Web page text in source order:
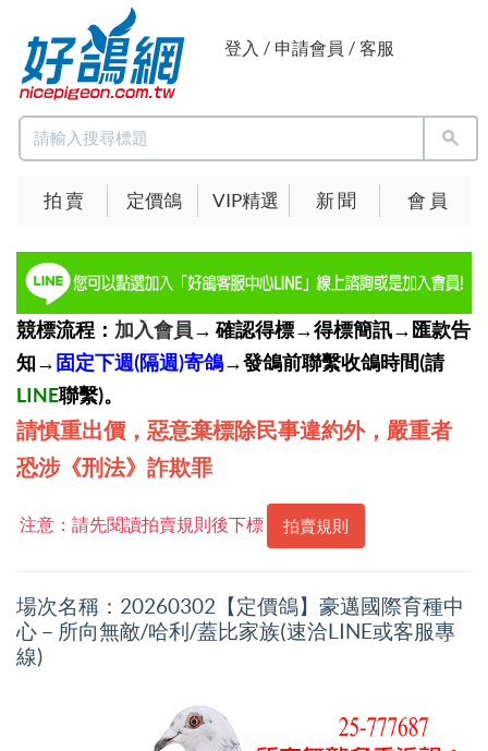
登入 / 申請會員 / 客服
拍 賣 定價鴿 VIP精選 新 聞 會 員
競標流程： 加入會員→ 確認得標→得標簡訊→匯款告
知→ 固定下週(隔週)寄鴿→發鴿前聯繫收鴿時間(請
LINE聯繫)。
請慎重出價，惡意棄標除民事違約外，嚴重者
恐涉《刑法》詐欺罪
注意：請先閱讀拍賣規則後下標 拍賣規則
場次名稱：20260302【定價鴿】豪邁國際育種中
心－所向無敵/哈利/蓋比家族(速洽LINE或客服專
線)